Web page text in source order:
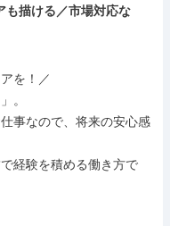
も描ける／市場対応な
を！／
。
事なので、将来の安心感
経験を積める働き方で